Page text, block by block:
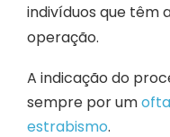
indivíduos que têm
operação.
A indicação do
sempre por um
estrabismo.